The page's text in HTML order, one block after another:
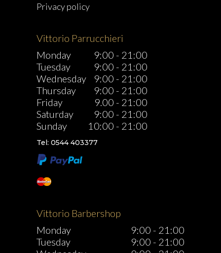
Privacy policy
Vittorio Parrucchieri
Monday
9:00 - 21:00
Tuesday
9:00 - 21:00
Wednesday
9:00 - 21:00
Thursday
9:00 - 21:00
Friday
9.00 - 21:00
Saturday
9:00 - 21:00
Sunday
10:00 - 21:00
Tel: 0544 403377
Vittorio Barbershop
Monday
9:00 - 21:00
Tuesday
9:00 - 21:00